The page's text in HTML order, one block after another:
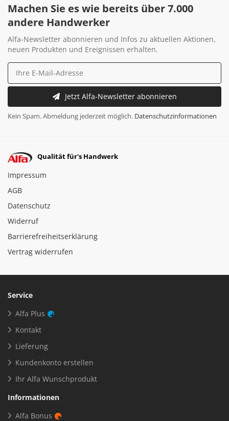
Machen Sie es wie bereits über 7.000
andere Handwerker
Alfa-Newsletter abonnieren und Infos zu aktuellen Aktionen,
neuen Produkten und Ereignissen erhalten.
Jetzt Alfa-Newsletter abonnieren
Kein Spam. Abmeldung jederzeit möglich. Datenschutzinformationen
Qualität für's Handwerk
Impressum
AGB
Datenschutz
Widerruf
Barrierefreiheitserklärung
Vertrag widerrufen
Service
Alfa Plus
Kontakt
Lieferung
Kundenkonto erstellen
Ihr Alfa Wunschprodukt
Informationen
Alfa Bonus